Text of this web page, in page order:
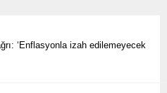
‘Enflasyonla izah edilemeyecek